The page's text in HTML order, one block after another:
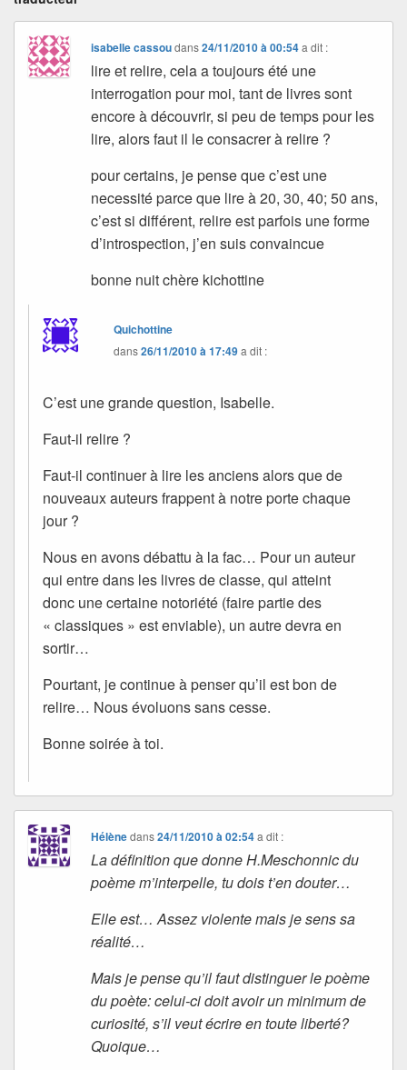
isabelle cassoudans24/11/2010 à 00:54 a dit :
lire et relire, cela a toujours été une
interrogation pour moi, tant de livres sont
encore à découvrir, si peu de temps pour les
lire, alors faut il le consacrer à relire ?
pour certains, je pense que c’est une
necessité parce que lire à 20, 30, 40; 50 ans,
c’est si différent, relire est parfois une forme
d’introspection, j’en suis convaincue
bonne nuit chère kichottine
Quichottine
dans26/11/2010 à 17:49a dit :
C’est une grande question, Isabelle.
Faut-il relire ?
Faut-il continuer à lire les anciens alors que de
nouveaux auteurs frappent à notre porte chaque
jour ?
Nous en avons débattu à la fac… Pour un auteur
qui entre dans les livres de classe, qui atteint
donc une certaine notoriété (faire partie des
« classiques » est enviable), un autre devra en
sortir…
Pourtant, je continue à penser qu’il est bon de
relire… Nous évoluons sans cesse.
Bonne soirée à toi.
Hélènedans24/11/2010 à 02:54 a dit :
La définition que donne H.Meschonnic du
poème m’interpelle, tu dois t’en douter…
Elle est… Assez violente mais je sens sa
réalité…
Mais je pense qu’il faut distinguer le poème
du poète: celui-ci doit avoir un minimum de
curiosité, s’il veut écrire en toute liberté?
Quoique…